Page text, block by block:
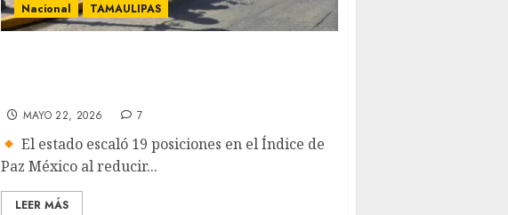
Nacional TAMAULIPAS
MAYO 22, 2026 7
El estado escaló 19 posiciones en el Índice de
Paz México al reducir...
LEER MÁS